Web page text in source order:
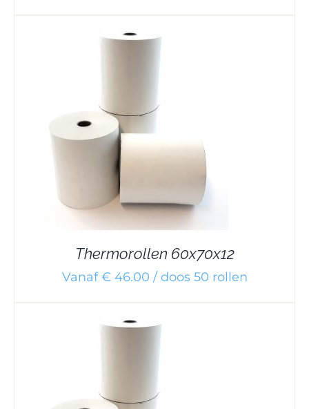
Thermorollen 60x70x12
Vanaf € 46.00 / doos 50 rollen